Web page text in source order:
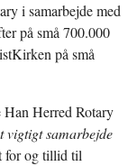
i samarbejde med
på små 700.000
på små
Herred Rotary
vigtigt samarbejde
for og tillid til